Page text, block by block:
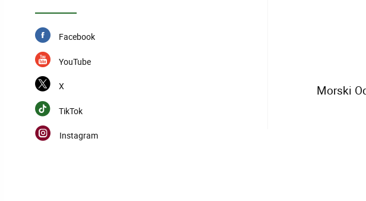
Facebook
YouTube
X
TikTok
Instagram
Morski